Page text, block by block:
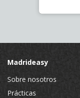
Madrideasy
Sobre nosotros
Prácticas